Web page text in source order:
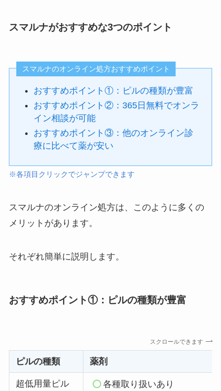
スマルナがおすすめな3つのポイント
スマルナのオンライン処方おすすめポイント
おすすめポイント①：ピルの種類が豊富
おすすめポイント②：365日無料でオンラ
イン相談が可能
おすすめポイント③：他のオンライン診
療に比べて薬が安い
※各項目クリックでジャンプできます
スマルナのオンライン処方は、このように多くの
メリットがあります。
それぞれ簡単に説明します。
おすすめポイント①：ピルの種類が豊富
スクロールできます
ピルの種類 薬剤
超低用量ピル 各種取り扱いあり